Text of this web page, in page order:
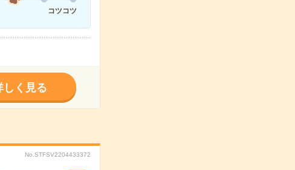
コツコツ
しく見る
No.STFSV2204433372